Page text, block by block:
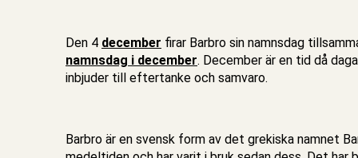
Den 4 december firar Barbro sin namnsdag
namnsdag i december. December är en tid då
inbjuder till eftertanke och samvaro.
Barbro är en svensk form av det grekiska namnet